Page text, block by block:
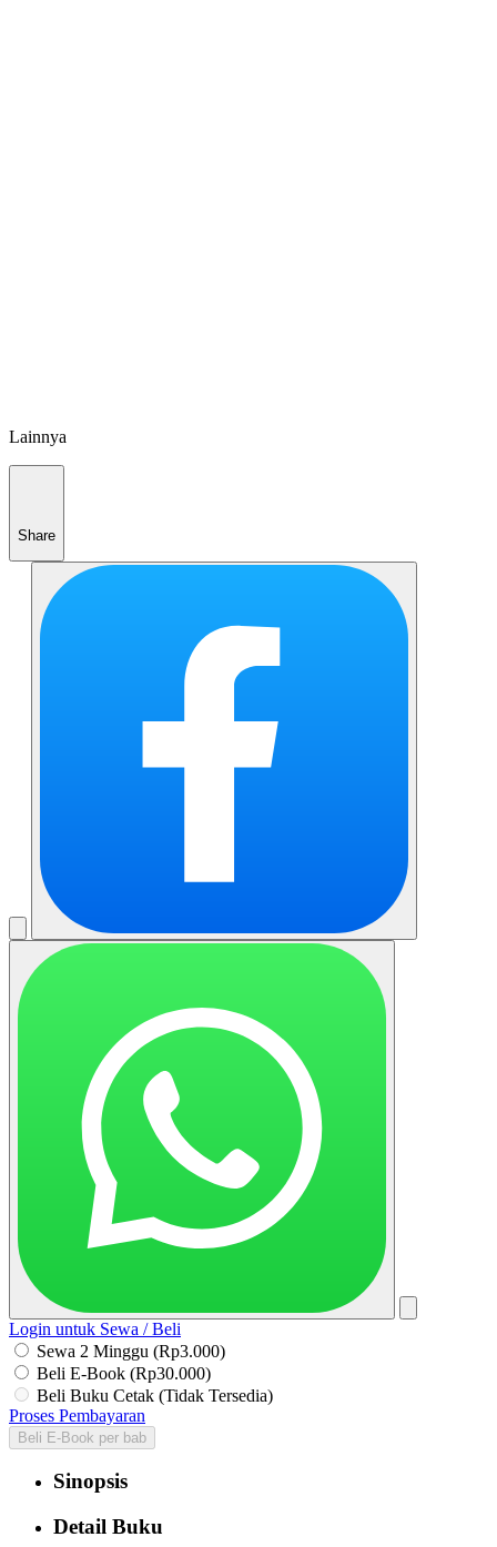
Lainnya
Share
Login untuk Sewa / Beli
Sewa 2 Minggu (Rp3.000)
Beli E-Book (Rp30.000)
Beli Buku Cetak (Tidak Tersedia)
Proses Pembayaran
Beli E-Book per bab
Sinopsis
Detail Buku